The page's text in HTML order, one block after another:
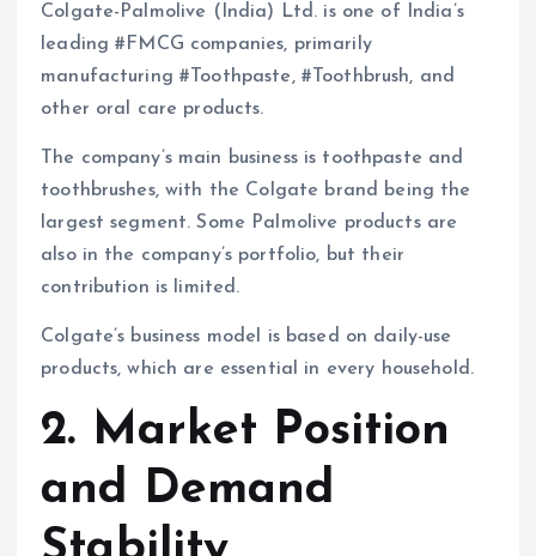
Colgate-Palmolive (India) Ltd. is one of India’s
leading #FMCG companies, primarily
manufacturing #Toothpaste, #Toothbrush, and
other oral care products.
The company’s main business is toothpaste and
toothbrushes, with the Colgate brand being the
largest segment. Some Palmolive products are
also in the company’s portfolio, but their
contribution is limited.
Colgate’s business model is based on daily-use
products, which are essential in every household.
2. Market Position
and Demand